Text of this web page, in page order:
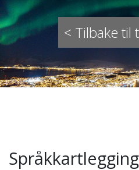
< Tilbake til